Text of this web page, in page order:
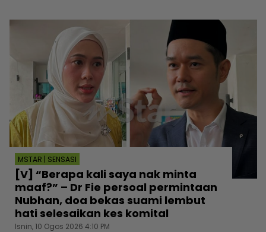
MSTAR | SENSASI
[V] “Berapa kali saya nak minta
maaf?” – Dr Fie persoal permintaan
Nubhan, doa bekas suami lembut
hati selesaikan kes komital
Isnin, 10 Ogos 2026 4:10 PM